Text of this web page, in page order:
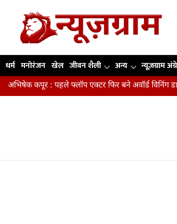
धर्म मनोरंजन खेल जीवन शैली अन्य न्यूज़ग्राम
अभिषेक कपूर : पहले फ्लॉप एक्टर फिर बने अवॉर्ड विनिंग